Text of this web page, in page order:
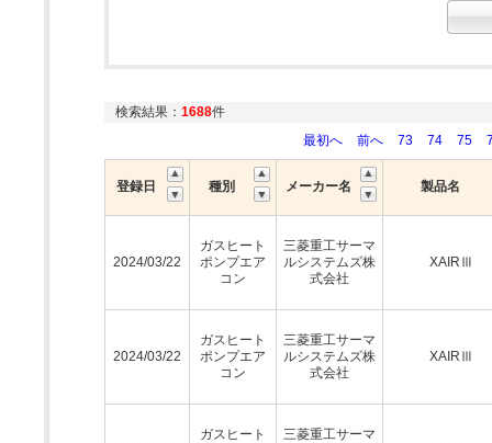
検索結果： 1688件
最初へ
前へ 73 74 75
登録日 種別 メーカー名 製品名
2024/03/22
ガスヒート
ポンプエア
コン
三菱重工サーマ
ルシステムズ株
式会社
XAIRⅢ
2024/03/22
ガスヒート
ポンプエア
コン
三菱重工サーマ
ルシステムズ株
式会社
XAIRⅢ
ガスヒート
三菱重工サーマ